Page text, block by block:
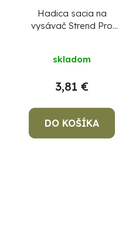
Hadica sacia na
vysávač Strend Pro
skladom
3,81 €
DO KOŠÍKA